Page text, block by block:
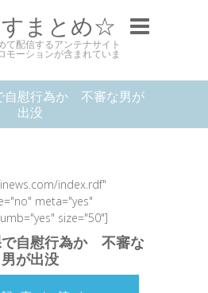
まとめ☆
て配信するアンテナサイト
モーションが含まれていま
自慰行為か 不審な男が
出没
index.rdf"
meta="yes"
size="50"]
で自慰行為か 不審な
男が出没